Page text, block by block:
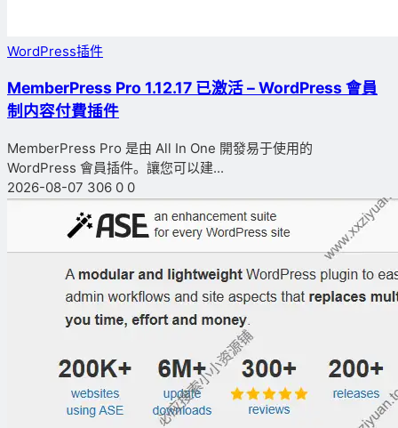
WordPress插件
MemberPress Pro 1.12.17 已激活 – WordPress 會員
制内容付費插件
MemberPress Pro 是由 All In One 開發易于使用的
WordPress 會員插件。讓您可以建...
2026-08-07 306 0 0